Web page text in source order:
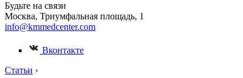
Будьте на связи
Москва, Триумфальная площадь, 1
info@kmmedcenter.com
Вконтакте
Статьи ›